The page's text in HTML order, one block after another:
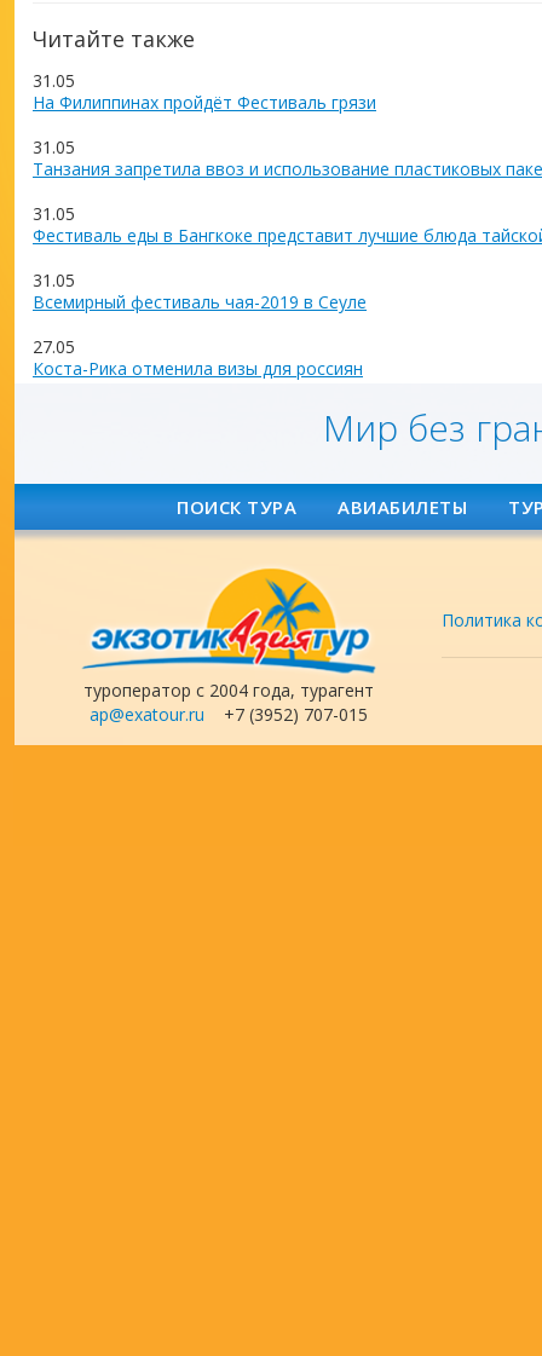
Читайте также
31.05
На Филиппинах пройдёт Фестиваль грязи
31.05
Танзания запретила ввоз и использование пластиковых
31.05
Фестиваль еды в Бангкоке представит лучшие блюда
31.05
Всемирный фестиваль чая-2019 в Сеуле
27.05
Коста-Рика отменила визы для россиян
Мир без
ПОИСК ТУРА АВИАБИЛЕТЫ
туроператор с 2004 года, турагент
ap@exatour.ru +7 (3952) 707-015
Политика